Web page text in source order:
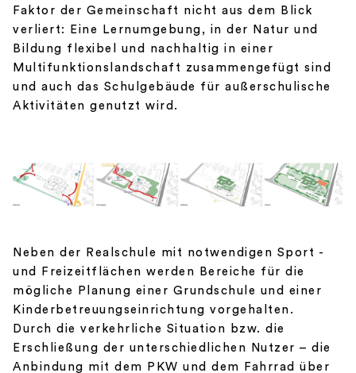
Faktor der Gemeinschaft nicht aus dem Blick
verliert: Eine Lernumgebung, in der Natur und
Bildung flexibel und nachhaltig in einer
Multifunktionslandschaft zusammengefügt sind
und auch das Schulgebäude für außerschulische
Aktivitäten genutzt wird.
Neben der Realschule mit notwendigen Sport -
und Freizeitflächen werden Bereiche für die
mögliche Planung einer Grundschule und einer
Kinderbetreuungseinrichtung vorgehalten.
Durch die verkehrliche Situation bzw. die
Erschließung der unterschiedlichen Nutzer – die
Anbindung mit dem PKW und dem Fahrrad über